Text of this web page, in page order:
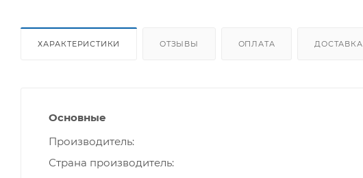
ХАРАКТЕРИСТИКИ ОТЗЫВЫ ОПЛАТА ДОСТАВКА
Основные
Производитель
Страна производитель